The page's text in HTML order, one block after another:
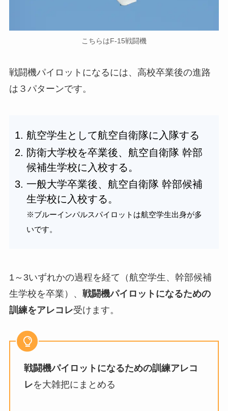
こちらはF-15戦闘機
戦闘機パイロットになるには、高校卒業後の進路
は３パターンです。
航空学生として航空自衛隊に入隊する
防衛大学校を卒業後、航空自衛隊 幹部
候補生学校に入校する。
一般大学卒業後、航空自衛隊 幹部候補
生学校に入校する。
※ブルーインパルスパイロットは航空学生出身が多
いです。
1～3いずれかの過程を経て（航空学生、幹部候補
生学校を卒業）、 戦闘機パイロットになるための
訓練をアレコレ受けます。
戦闘機パイロットになるための訓練アレコ
レを大雑把にまとめる